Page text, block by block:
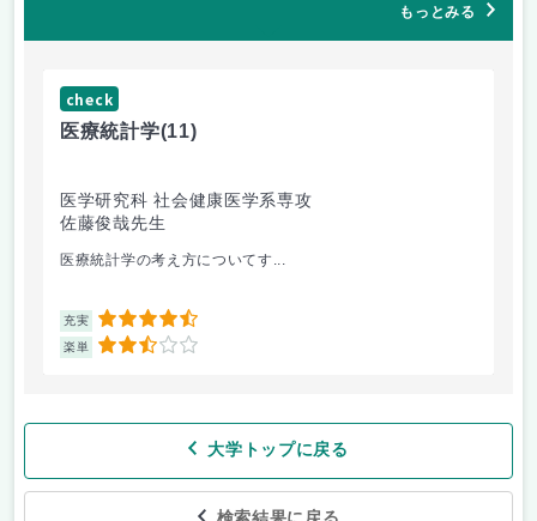
もっとみる
check
医療統計学(11)
医学研究科 社会健康医学系専攻
佐藤俊哉先生
医療統計学の考え方についてす...
充実 4.5
楽単 2.5
大学トップに戻る